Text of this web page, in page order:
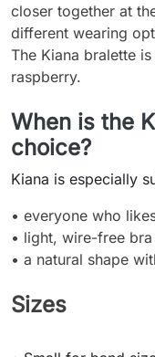
closer together at
different wearing
The Kiana bralette
raspberry.
When is the
choice?
Kiana is especially
• everyone who
• light, wire-free
• a natural shape
Sizes